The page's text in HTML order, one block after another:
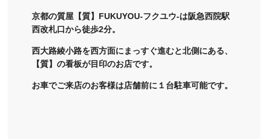
京都の質屋【質】FUKUYOU-フクユウ-は阪急西院駅
西改札口から徒歩2分。
西大路綾小路を西方面にまっすぐ進むと北側にある、
【質】の看板が目印のお店です。
お車でご来店のお客様は店舗前に１台駐車可能です。